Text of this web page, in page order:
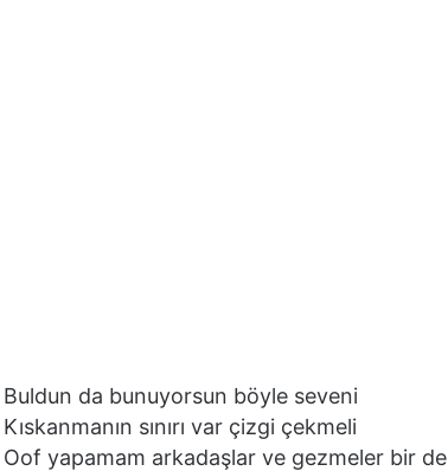
Buldun da bunuyorsun böyle seveni
Kıskanmanın sınırı var çizgi çekmeli
Oof yapamam arkadaşlar ve gezmeler bir de